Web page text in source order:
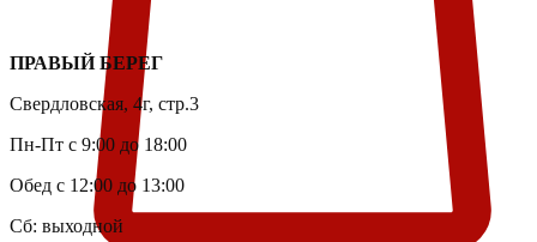
ПРАВЫЙ БЕРЕГ
Свердловская, 4г, стр.3
Пн-Пт с 9:00 до 18:00
Обед с 12:00 до 13:00
Сб: выходной